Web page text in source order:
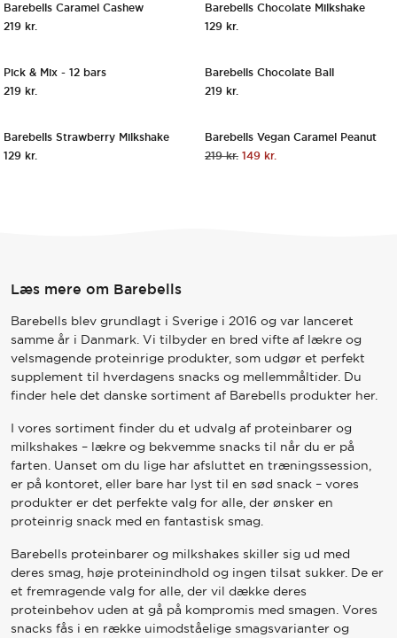
Barebells Caramel Cashew
219 kr.
Barebells Chocolate Milkshake
129 kr.
VÆLG SELV
VÆLG SELV
SAVE AT LEAST 17%
Hurtigt Overblik
Pick & Mix - 12 bars
219 kr.
Barebells Chocolate Ball
219 kr.
UDSOLGT
UDSOLGT
Hurtigt Overblik
Barebells Strawberry Milkshake
129 kr.
UDSOLGT
UDSOLGT
SALE!
Barebells Vegan Caramel Peanut
219kr. Den
149 kr.Den
Læs mere om Barebells
Barebells blev grundlagt i Sverige i 2016 og var lanceret
samme år i Danmark. Vi tilbyder en bred vifte af lækre og
velsmagende proteinrige produkter, som udgør et perfekt
supplement til hverdagens snacks og mellemmåltider. Du
finder hele det danske sortiment af Barebells produkter her.
I vores sortiment finder du et udvalg af proteinbarer og
milkshakes – lækre og bekvemme snacks til når du er på
farten. Uanset om du lige har afsluttet en træningssession,
er på kontoret, eller bare har lyst til en sød snack – vores
produkter er det perfekte valg for alle, der ønsker en
proteinrig snack med en fantastisk smag.
Barebells proteinbarer og milkshakes skiller sig ud med
deres smag, høje proteinindhold og ingen tilsat sukker. De er
et fremragende valg for alle, der vil dække deres
proteinbehov uden at gå på kompromis med smagen. Vores
snacks fås i en række uimodståelige smagsvarianter og